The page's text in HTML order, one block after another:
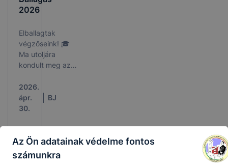
2026
Elballagtak
végzőseink! 🎓
Ma utoljára
kondult meg az
azoknak a
diákoknak, akik
az elmúlt
nevetéssel és
néha bizony
izgalommal
töltötték meg
2026.
ápr.
30.
BJ
Az Ön adatainak védelme fontos
számunkra